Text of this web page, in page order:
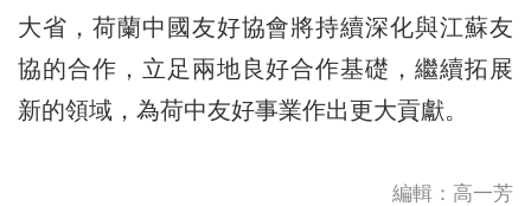
大省，荷蘭中國友好協會將持續深化與江蘇友
協的合作，立足兩地良好合作基礎，繼續拓展
新的領域，為荷中友好事業作出更大貢獻。
編輯：高一芳